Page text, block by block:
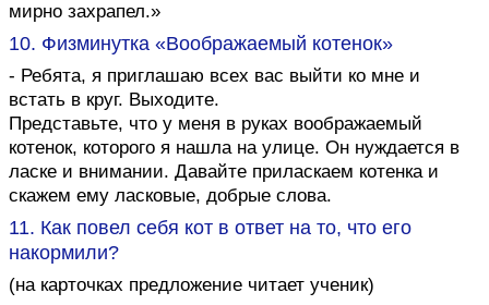
мирно захрапел.»
10. Физминутка «Воображаемый котенок»
- Ребята, я приглашаю всех вас выйти ко мне и
встать в круг. Выходите.
Представьте, что у меня в руках воображаемый
котенок, которого я нашла на улице. Он нуждается в
ласке и внимании. Давайте приласкаем котенка и
скажем ему ласковые, добрые слова.
11. Как повел себя кот в ответ на то, что его
накормили?
(на карточках предложение читает ученик)